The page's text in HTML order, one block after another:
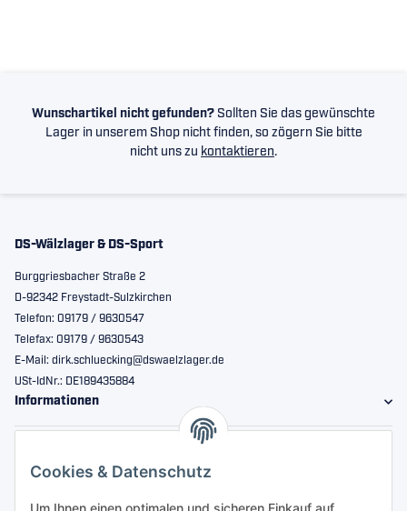
Cookies & Datenschutz
Wunschartikel nicht gefunden? Sollten Sie das gewünschte
Lager in unserem Shop nicht finden, so zögern Sie bitte
nicht uns zu kontaktieren.
DS-Wälzlager & DS-Sport
Burggriesbacher Straße 2
D-92342 Freystadt-Sulzkirchen
Telefon: 09179 / 9630547
Telefax: 09179 / 9630543
E-Mail: dirk.schluecking@dswaelzlager.de
USt-IdNr.: DE189435884
Informationen